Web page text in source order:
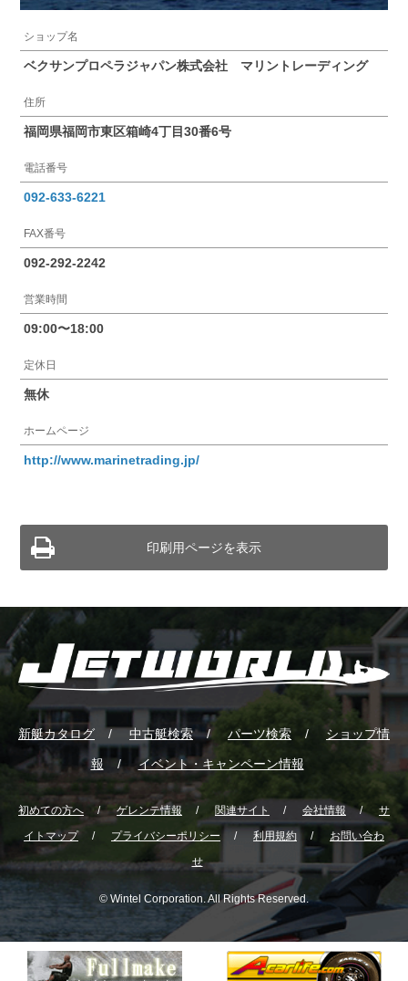
ショップ名
ベクサンプロペラジャパン株式会社 マリントレーディング
住所
福岡県福岡市東区箱崎4丁目30番6号
電話番号
092-633-6221
FAX番号
092-292-2242
営業時間
09:00〜18:00
定休日
無休
ホームページ
http://www.marinetrading.jp/
印刷用ページを表示
新艇カタログ 中古艇検索 パーツ検索 ショップ情
報 イベント・キャンペーン情報
初めての方へ ゲレンテ情報 関連サイト 会社情報
サ
イトマップ
プライバシーポリシー 利用規約
お問い合わ
せ
© Wintel Corporation. All Rights Reserved.